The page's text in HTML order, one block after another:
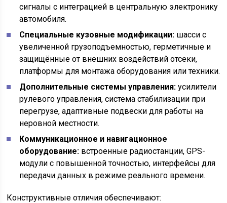
сигналы с интеграцией в центральную электронику
автомобиля.
Специальные кузовные модификации: шасси с
увеличенной грузоподъемностью, герметичные и
защищённые от внешних воздействий отсеки,
платформы для монтажа оборудования или техники.
Дополнительные системы управления: усилители
рулевого управления, система стабилизации при
перегрузе, адаптивные подвески для работы на
неровной местности.
Коммуникационное и навигационное
оборудование: встроенные радиостанции, GPS-
модули с повышенной точностью, интерфейсы для
передачи данных в режиме реального времени.
Конструктивные отличия обеспечивают: